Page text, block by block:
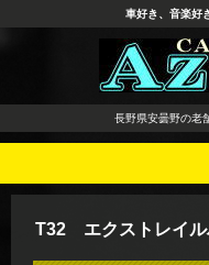
長野県
イール デ
ーデ
車好き、音楽好
長野県安曇野の老
T32 エクストレイ